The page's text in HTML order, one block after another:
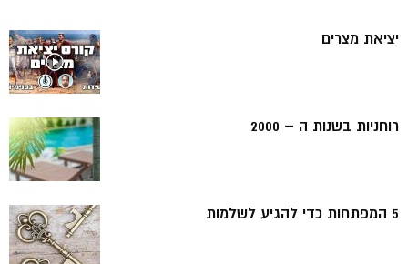
יציאת מצרים
רוחניות בשנות ה – 2000
5 המפתחות כדי להגיע לשלמות